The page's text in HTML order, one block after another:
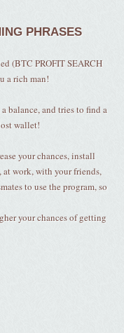
PHRASES
(BTC PROFIT SEARCH
a rich man!
balance, and tries to find a
wallet!
your chances, install
at work, with your friends,
to use the program, so
your chances of getting